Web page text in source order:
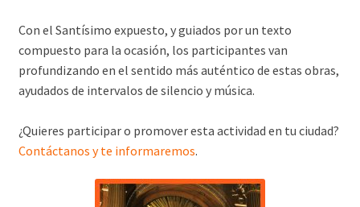
Nosotros
¿Te unes?
Con el Santísimo expuesto, y guiados por un texto
compuesto para la ocasión, los participantes van
profundizando en el sentido más auténtico de estas obras,
ayudados de intervalos de silencio y música.
¿Quieres participar o promover esta actividad en tu ciudad?
Contáctanos y te informaremos.